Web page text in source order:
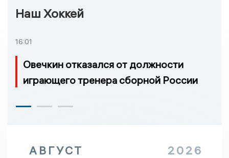
Наш Хоккей
16:01
Овечкин отказался от должности
играющего тренера сборной России
АВГУСТ 2026